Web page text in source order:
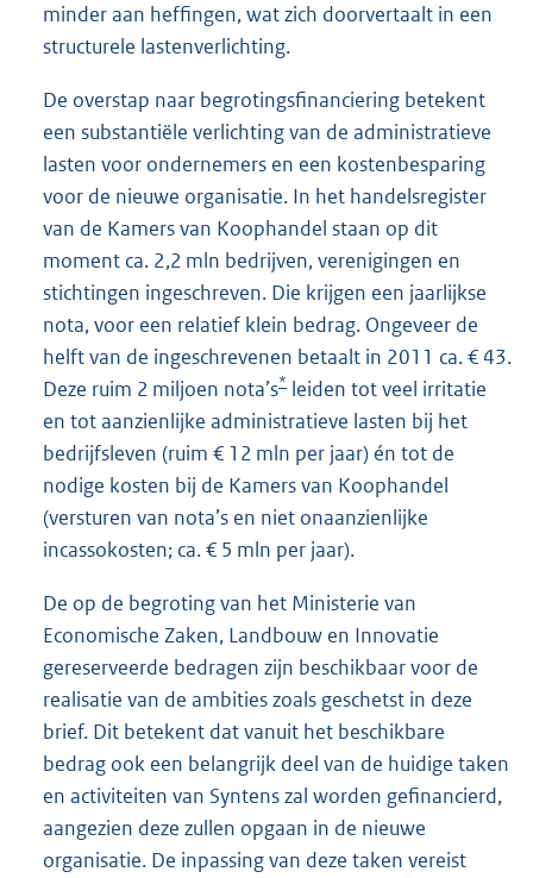
minder aan heffingen, wat zich doorvertaalt in een
structurele lastenverlichting.
De overstap naar begrotingsfinanciering betekent
een substantiële verlichting van de administratieve
lasten voor ondernemers en een kostenbesparing
voor de nieuwe organisatie. In het handelsregister
van de Kamers van Koophandel staan op dit
moment ca. 2,2 mln bedrijven, verenigingen en
stichtingen ingeschreven. Die krijgen een jaarlijkse
nota, voor een relatief klein bedrag. Ongeveer de
helft van de ingeschrevenen betaalt in 2011 ca. € 43.
Deze ruim 2 miljoen nota’s* leiden tot veel irritatie
en tot aanzienlijke administratieve lasten bij het
bedrijfsleven (ruim € 12 mln per jaar) én tot de
nodige kosten bij de Kamers van Koophandel
(versturen van nota’s en niet onaanzienlijke
incassokosten; ca. € 5 mln per jaar).
De op de begroting van het Ministerie van
Economische Zaken, Landbouw en Innovatie
gereserveerde bedragen zijn beschikbaar voor de
realisatie van de ambities zoals geschetst in deze
brief. Dit betekent dat vanuit het beschikbare
bedrag ook een belangrijk deel van de huidige taken
en activiteiten van Syntens zal worden gefinancierd,
aangezien deze zullen opgaan in de nieuwe
organisatie. De inpassing van deze taken vereist